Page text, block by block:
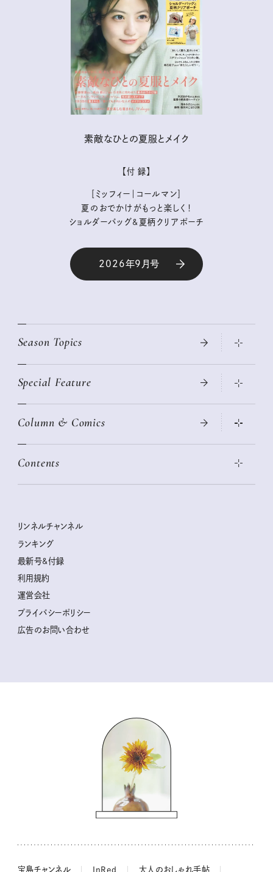
素敵なひとの夏服とメイク
【付 録】
［ミッフィー｜コールマン］
夏のおでかけがもっと楽しく！
ショルダーバッグ&夏柄クリアポーチ
2026年9月号
Season Topics
真夏のひんやりグッズ 2026
ニトリ・イケア・無印良品で賢くおしゃれなインテリア
絶品、お餅レシピ大集合！
クラフトビール案内
母の日に贈りたい、お花モチーフのアイテム
Special Feature
2026年春夏 トレンドファッションニュース
女子旅おすすめスポット 暮らすように心地いいリンネル旅ガイ
リンネル 暮らしの道具大賞
ナチュラルメイクレッスン
喜ばれる贈り物手帖
猫と一緒に心地いい暮らし
Column & Comics
ぐれいさん
空想喫茶トラノコクさんのあの店この店、喫茶訪問日記
圷みほさんのゆるっと週末キャンプ通信
豆柴・まもるくんの旅日記
柳沢小実さんのお散歩するようなゆるり旅
valoさんのかわいいもの探し
ノーラのフィンランド旅気分
吉田羊さんの着物と12のアソビゴコロ
長谷川あかりさんの今週もお疲れ様つまみ
Contents
リンネル暮らし部
リンネルチャンネル
おぱんつ君のわくわく楽しい一週間占い
毎日が心地よくなるリンネルタロット
リンネルチャンネル
ランキング
最新号&付録
利用規約
運営会社
プライバシーポリシー
広告のお問い合わせ
宝島チャンネル InRed 大人のおしゃれ手帖